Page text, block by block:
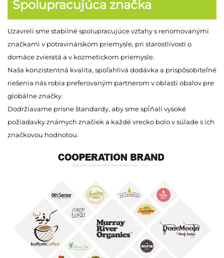
Spolupracujúca značka
Uzavreli sme stabilné spolupracujúce vzťahy s renomovanými
značkami v potravinárskom priemysle, pri starostlivosti o
domáce zvieratá a v kozmetickom priemysle.
Naša konzistentná kvalita, spoľahlivá dodávka a prispôsobiteľné
riešenia nás robia preferovaným partnerom v oblasti obalov pre
globálne značky.
Dodržiavame prísne štandardy, aby sme spĺňali vysoké
požiadavky známych značiek a každé vrecko bolo v súlade s ich
značkovou hodnotou.